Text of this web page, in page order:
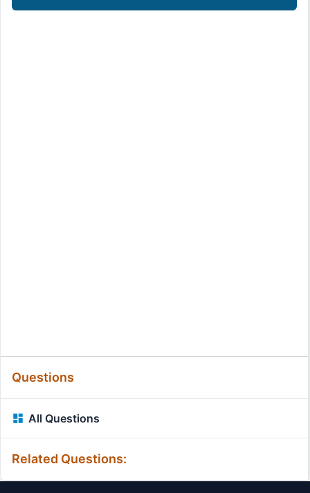
Questions
All Questions
Related Questions: